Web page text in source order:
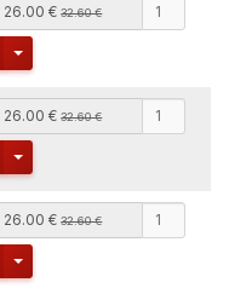
26.00 €32.60 €
Toggle Dropdown
26.00 €32.60 €
Toggle Dropdown
26.00 €32.60 €
Toggle Dropdown